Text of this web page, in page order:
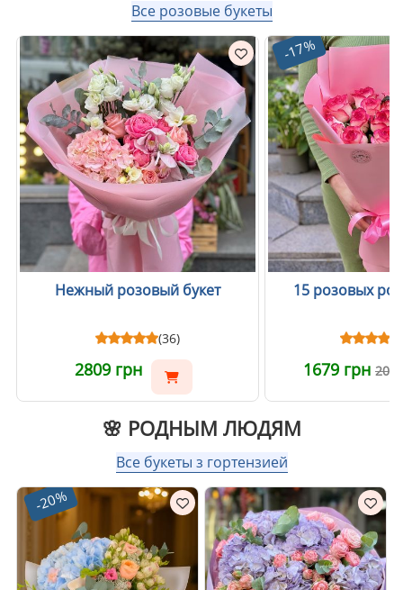
Все розовые букеты
Нежный розовый букет
(36)
2809 грн
-17%
15 розовых
1679 грн 2015
🌸 РОДНЫМ ЛЮДЯМ
Все букеты з гортензией
-20%